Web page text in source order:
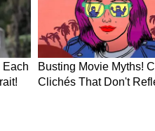
चुका है।" भारत अब आंख
टेक्नोलॉजी का एक्सेस
टर्निंग पॉइंट है?
है, कल को कोई और कंपनी